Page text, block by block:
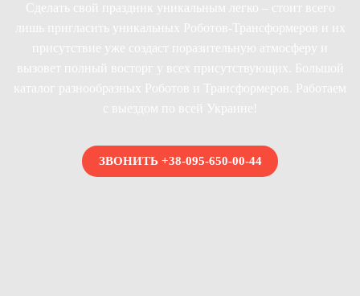
Сделать свой праздник уникальным легко – стоит всего
лишь пригласить уникальных Роботов-Трансформеров и их
присутствие уже создаст поразительную атмосферу и
вызовет полный восторг у всех присутствующих. Большой
каталог разнообразных Роботов и Трансформеров. Работаем
с выездом по всей Украине!
ЗВОНИТЬ +38-095-650-00-44